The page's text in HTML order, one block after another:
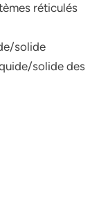
réticulés
solide
solide des